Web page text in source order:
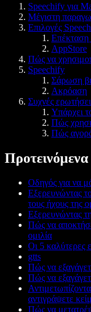
Speechify για
Μέγιστη
Επιλογές
Επέκταση
AppStore
Πώς να
Speechify
Σάρωση
Ακρόαση
Συχνές
Υπάρχει
Πώς
Πώς
Οδηγός για να
Εξερευνώντας
τους ήχους της
Εξερευνώντας
Πώς να
ομιλία
Οι 5 καλύτερες
gtts
Πώς να
Πώς να
αντιγράψετε
Πώς να